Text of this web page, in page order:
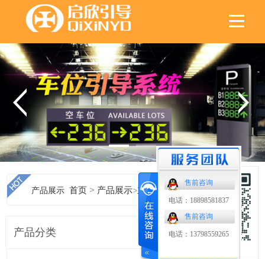
售前咨询
电话：18898581837
售前咨询
电话：13798559265
产品展示 首页 > 产品展示>立体车库无线超声波车位引导
产品分类